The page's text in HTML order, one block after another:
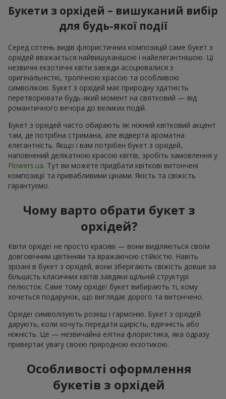
Букети з орхідей – вишуканий вибір
для будь-якої події
Серед сотень видів флористичних композицій саме букет з
орхідей вважається найвишуканішою і найелегантнішою. Ці
незвичні екзотичні квіти завжди асоціювалися з
оригінальністю, тропічною красою та особливою
символікою. Букет з орхідей має природну здатність
перетворювати будь-який момент на святковий — від
романтичного вечора до великих подій.
Букет з орхідей часто обирають як ніжний квітковий акцент
там, де потрібна стримана, але відверта ароматна
елегантність. Якщо і вам потрібен букет з орхідей,
наповнений делікатною красою квітів, зробіть замовлення у
Flowers.ua. Тут ви можете придбати квіткові витончені
композиції та привабливими цінами. Якість та свіжість
гарантуємо.
Чому варто обрати букет з
орхідей?
Квіти орхідеї не просто красиві — вони виділяються своїм
довговічним цвітінням та вражаючою стійкістю. Навіть
зрізані в букет з орхідей, вони зберігають свіжість довше за
більшість класичних квітів завдяки щільній структурі
пелюсток. Саме тому орхідеї букет вибирають ті, кому
хочеться подарунок, що виглядає дорого та витончено.
Орхідеї символізують розкіш і гармонію. Букет з орхідей
дарують, коли хочуть передати щирість, вдячність або
ніжність. Це — незвичайна елітна флористика, яка одразу
привертає увагу своєю природною екзотикою.
Особливості оформлення
букетів з орхідей